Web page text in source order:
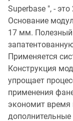
Superbase ", -
Основание
17 мм. Полезный
Применяется
Конструкция
упрощает
применения
экономит время